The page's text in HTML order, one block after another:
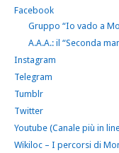
Facebook
Gruppo “Io vado a
A.A.A.: il “Seconda
Instagram
Telegram
Tumblr
Twitter
Youtube (Canale più in
Wikiloc – I percorsi di